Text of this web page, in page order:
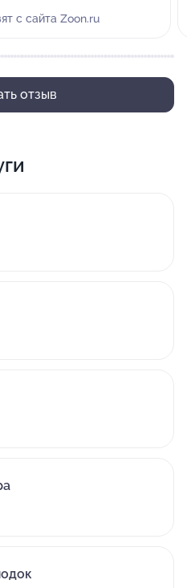
с сайта Zoon.ru
отзыв